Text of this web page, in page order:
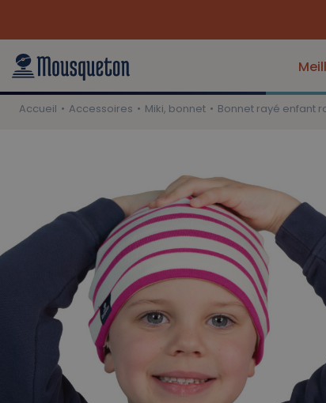
Accueil Accessoires Miki, bonnet Bonnet rayé enfant